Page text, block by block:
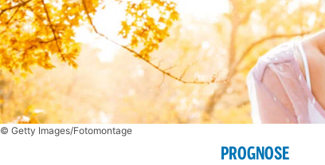
© Getty Images/Fotomontage
PROGNOSE